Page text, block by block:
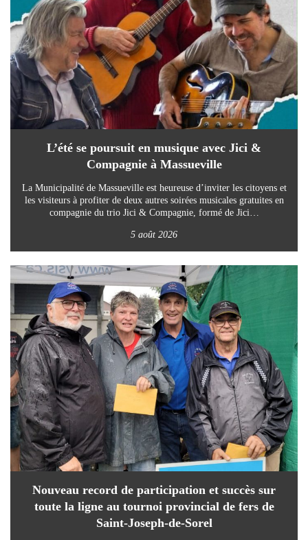
L’été se poursuit en musique avec Jici &
Compagnie à Massueville
La Municipalité de Massueville est heureuse d’inviter les citoyens et
les visiteurs à profiter de deux autres soirées musicales gratuites en
compagnie du trio Jici & Compagnie, formé de Jici…
5 août 2026
Nouveau record de participation et succès sur
toute la ligne au tournoi provincial de fers de
Saint-Joseph-de-Sorel